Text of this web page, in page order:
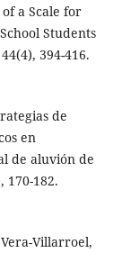
a Scale for
Students
394-416.
de
en
de aluvión de
170-182.
Villarroel,